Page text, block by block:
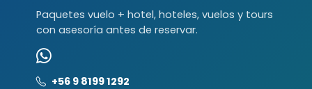
Paquetes vuelo + hotel, hoteles, vuelos y tours
con asesoría antes de reservar.
+56 9 8199 1292